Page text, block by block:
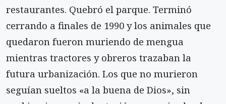
res­taurantes. Quebró el parque. Terminó
cerrando a finales de 1990 y los animales que
quedaron fueron muriendo de mengua
mientras tractores y obreros trazaban la
futura urbanización. Los que no murie­ron
seguían sueltos «a la buena de Dios», sin